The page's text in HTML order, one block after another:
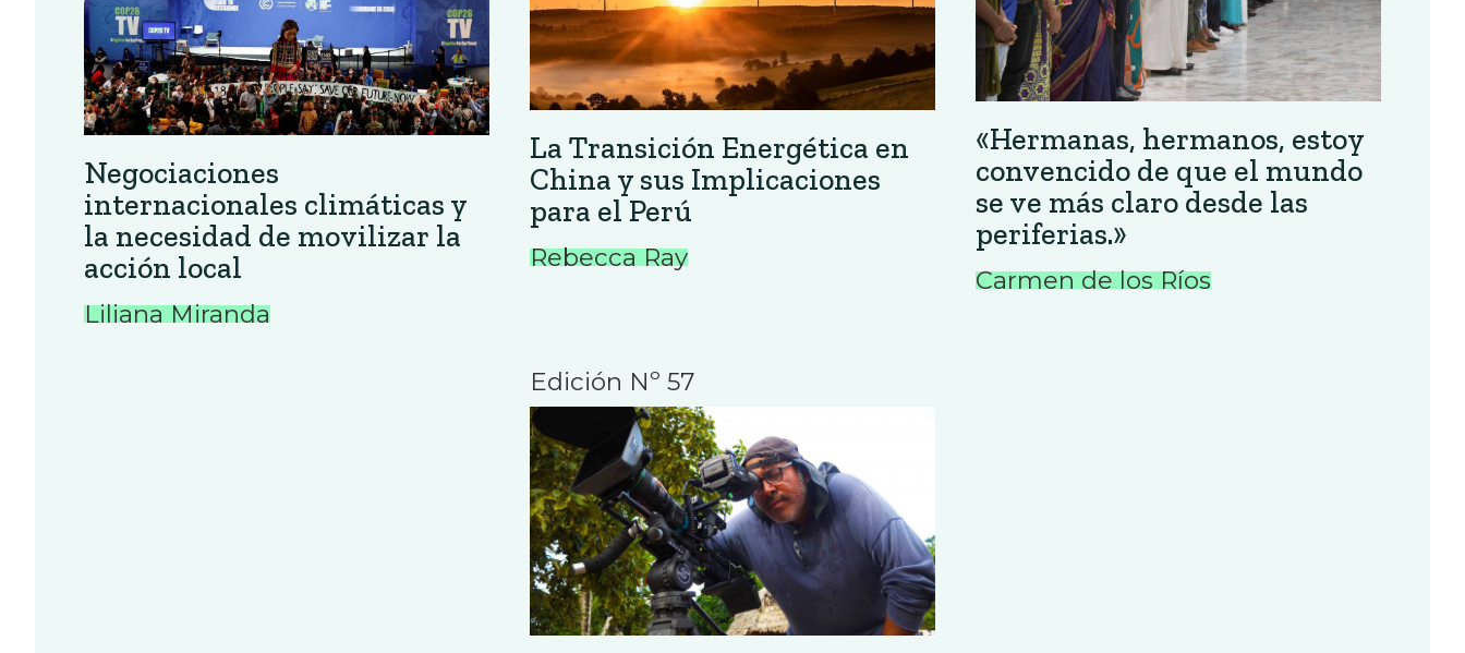
Negociaciones
internacionales climáticas y
la necesidad de movilizar la
acción local
Liliana Miranda
La Transición Energética en
China y sus Implicaciones
para el Perú
Rebecca Ray
«Hermanas, hermanos, estoy
convencido de que el mundo
se ve más claro desde las
periferias.»
Carmen de los Ríos
Edición Nº 57